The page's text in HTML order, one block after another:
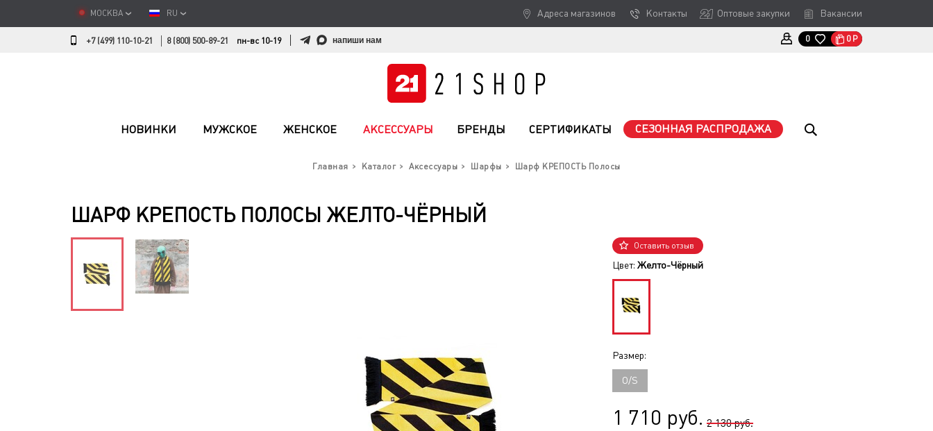
МОСКВА RU Адреса магазинов Контакты Оптовые закупки Вакансии
+7 (499) 110-10-21 8 (800) 500-89-21 пн-вс 10-19 напиши нам 0 0 Р
НОВИНКИ МУЖСКОЕ ЖЕНСКОЕ АКСЕССУАРЫ БРЕНДЫ СЕРТИФИКАТЫ СЕЗОННАЯ РАСПРОДАЖА
Главная Каталог Аксессуары Шарфы Шарф КРЕПОСТЬ Полосы
ШАРФ КРЕПОСТЬ ПОЛОСЫ ЖЕЛТО-ЧЁРНЫЙ
Оставить отзыв
Цвет: Желто-Чёрный
Размер:
O/S
1 710 руб. 2 130 руб.